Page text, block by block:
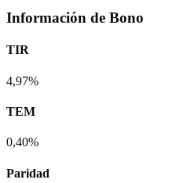
Información de Bono
TIR
4,97%
TEM
0,40%
Paridad